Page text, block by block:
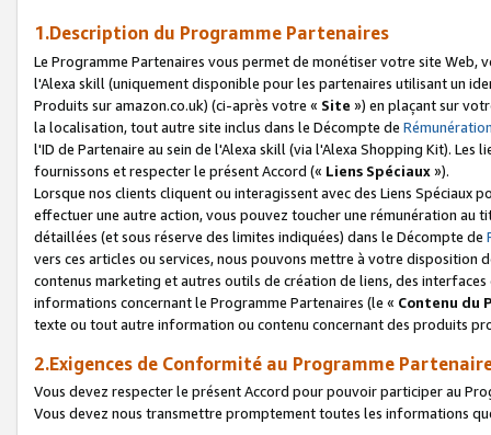
1.Description du Programme Partenaires
Le Programme Partenaires vous permet de monétiser votre site Web,
l'Alexa skill (uniquement disponible pour les partenaires utilisant un
Produits sur amazon.co.uk) (ci-après votre « Site ») en plaçant sur
la localisation, tout autre site inclus dans le Décompte de
l'ID de Partenaire au sein de l'Alexa skill (via l'Alexa Shopping Kit).
fournissons et respecter le présent Accord (« Liens Spéciaux»).
Lorsque nos clients cliquent ou interagissent avec des Liens Spéciaux
effectuer une autre action, vous pouvez toucher une rémunération
détaillées (et sous réserve des limites indiquées) dans le Décompte de
vers ces articles ou services, nous pouvons mettre à votre disposition
contenus marketing et autres outils de création de liens, des
informations concernant le Programme Partenaires (le « Contenu du
texte ou tout autre information ou contenu concernant des produits
2.Exigences de Conformité au Programme
Vous devez respecter le présent Accord pour pouvoir participer au
Vous devez nous transmettre promptement toutes les informations